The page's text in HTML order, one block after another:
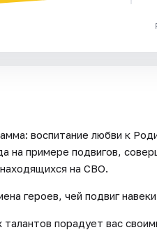
воспитание любви к
на примере подвигов,
на СВО.
героев, чей подвиг
порадует вас